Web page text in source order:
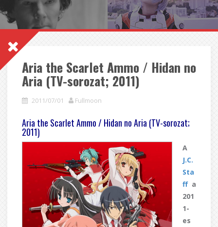
Aria the Scarlet Ammo / Hidan no
Aria (TV-sorozat; 2011)
2011/07/01 Fullmoon
Aria the Scarlet Ammo / Hidan no Aria (TV-sorozat;
2011)
A
J.C.
Sta
ffa
201
1-
es